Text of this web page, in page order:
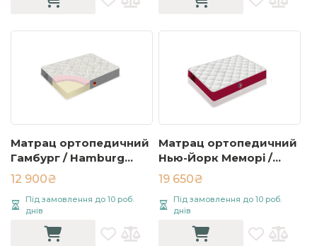
Матрац ортопедичний
Гамбург / Hamburg
90х200 см Сірий
12 900₴
Під замовлення до 10 роб.
днів
Матрац ортопедичний
Нью-Йорк Меморі /
New York Memory
140х190 см Червоний
19 650₴
Під замовлення до 10 роб.
днів